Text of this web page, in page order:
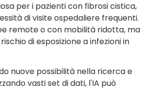
per i pazienti con fibrosi cistica,
di visite ospedaliere frequenti.
remote o con mobilità ridotta, ma
di esposizione a infezioni in
nuove possibilità nella ricerca e
vasti set di dati, l'IA può